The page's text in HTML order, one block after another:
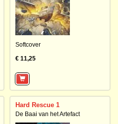
Softcover
€ 11,25
Hard Rescue 1
De Baai van het Artefact